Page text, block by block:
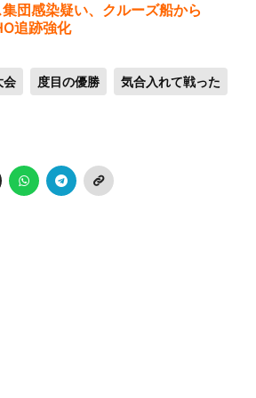
団感染疑い、クルーズ船から
追跡強化
会 度目の優勝 気合入れて戦った